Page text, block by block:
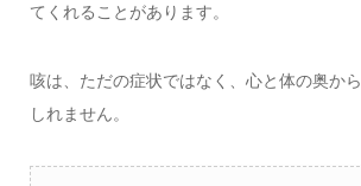
てくれることがあります。
咳は、ただの症状ではなく、心と体の奥か
しれません。